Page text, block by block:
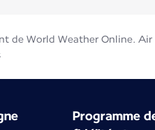
de World Weather Online.
Programme